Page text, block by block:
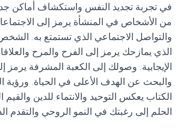
في تجربة تجديد النفس واستكشاف أماكن
من الأشخاص في المنشأة يرمز إلى
والتواصل الاجتماعي الذي تستمتع به.
الذي يمازحك يرمز إلى الفرح والمرح
الإيجابية. وصولك إلى الكعبة المشرفة يرمز
والبحث عن الهدف الأعلى في الحياة. ورؤية
الكتاب يعكس التوحيد والانتماء للدين والقيم
الحلم إلى رغبتك في النمو الروحي والتقدم